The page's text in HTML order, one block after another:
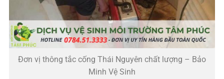
Đơn vị thông tắc cống Thái Nguyên chất lượng – Bảo
Minh Vệ Sinh